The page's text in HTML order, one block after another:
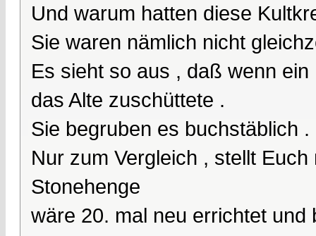
Und warum hatten diese
Sie waren nämlich nicht
Es sieht so aus , daß wenn
das Alte zuschüttete .
Sie begruben es buchstäblich .
Nur zum Vergleich , stellt
Stonehenge
wäre 20. mal neu errichtet und